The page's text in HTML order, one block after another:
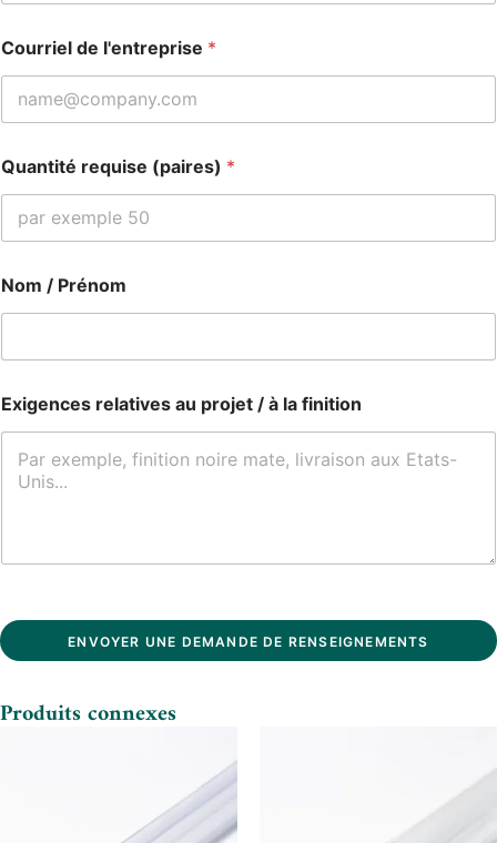
Courriel de l'entreprise *
Quantité requise (paires) *
Nom / Prénom
Exigences relatives au projet / à la finition
ENVOYER UNE DEMANDE DE RENSEIGNEMENTS
Produits connexes